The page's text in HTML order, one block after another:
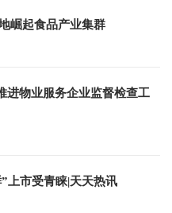
崛起食品产业集群
进物业服务企业监督检查工
上市受青睐|天天热讯